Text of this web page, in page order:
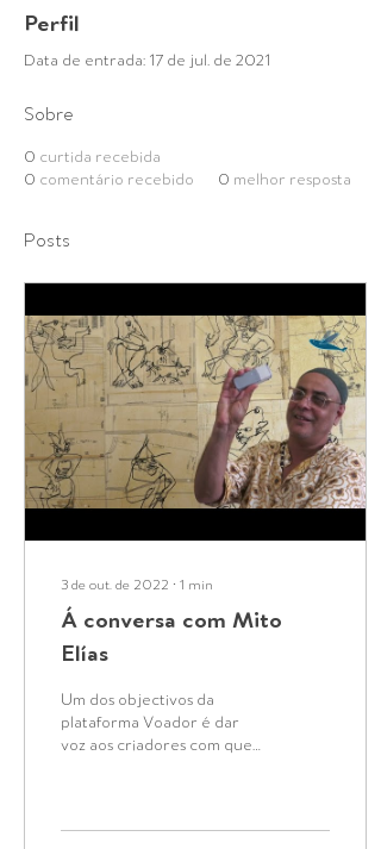
Perfil
Data de entrada: 17 de jul. de 2021
Sobre
0 curtida recebida
0 comentário recebido 0 melhor resposta
Posts
3 de out. de 2022 ∙ 1 min
Á conversa com Mito
Elías
Um dos objectivos da
plataforma Voador é dar
voz aos criadores com quem